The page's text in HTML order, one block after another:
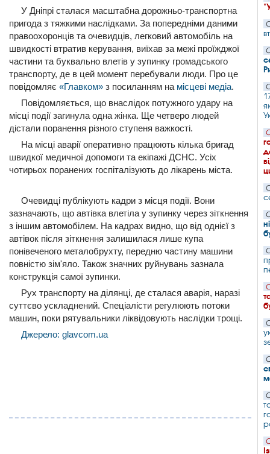
У Дніпрі сталася масштабна дорожньо-транспортна
пригода з тяжкими наслідками. За попередніми даними
правоохоронців та очевидців, легковий автомобіль на
швидкості втратив керування, виїхав за межі проїжджої
частини та буквально влетів у зупинку громадського
транспорту, де в цей момент перебували люди. Про це
повідомляє «Главком» з посиланням на місцеві медіа.
Повідомляється, що внаслідок потужного удару на
місці події загинула одна жінка. Ще четверо людей
дістали поранення різного ступеня важкості.
На місці аварії оперативно працюють кілька бригад
швидкої медичної допомоги та екіпажі ДСНС. Усіх
чотирьох поранених госпіталізують до лікарень міста.
Очевидці публікують кадри з місця події. Вони
зазначають, що автівка влетіла у зупинку через зіткнення
з іншим автомобілем. На кадрах видно, що від однієї з
автівок після зіткнення залишилася лише купа
понівеченого металобрухту, передню частину машини
повністю зім'яло. Також значних руйнувань зазнала
конструкція самої зупинки.
Рух транспорту на ділянці, де сталася аварія, наразі
суттєво ускладнений. Спеціалісти регулюють потоки
машин, поки рятувальники ліквідовують наслідки трощі.
Джерело: glavcom.ua